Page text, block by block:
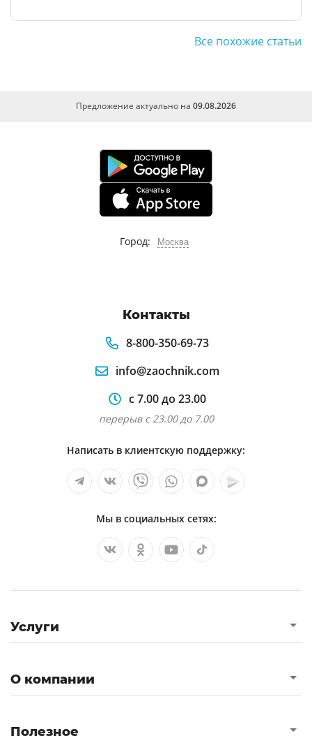
Все похожие статьи
Предложение актуально на 09.08.2026
Город: Москва
Контакты
8-800-350-69-73
info@zaochnik.com
с 7.00 до 23.00
перерыв с 23.00 до 7.00
Написать в клиентскую поддержку:
Мы в социальных сетях:
Услуги
О компании
Полезное